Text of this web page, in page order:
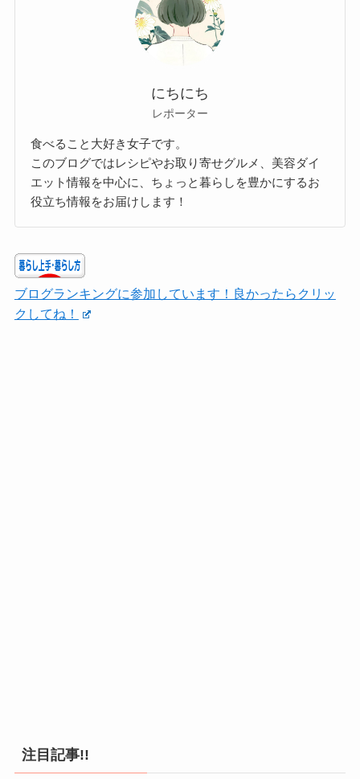
にちにち
レポーター
食べること大好き女子です。
このブログではレシピやお取り寄せグルメ、美容ダイ
エット情報を中心に、ちょっと暮らしを豊かにするお
役立ち情報をお届けします！
ブログランキングに参加しています！良かったらクリッ
クしてね！
注目記事!!